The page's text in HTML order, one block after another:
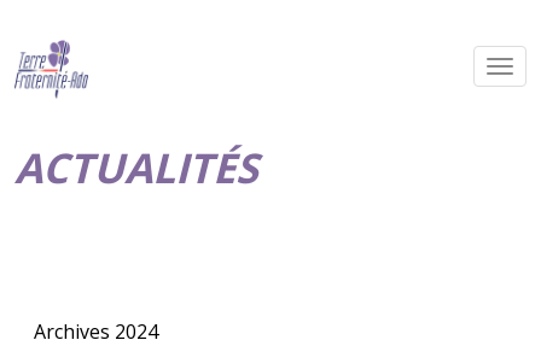
ACTUALITÉS
Archives 2024